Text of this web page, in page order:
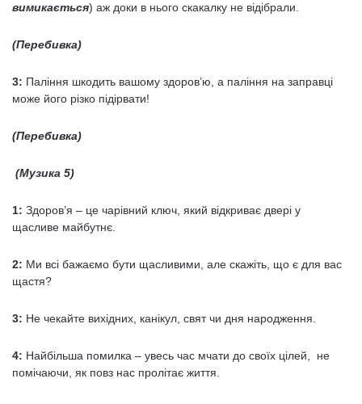
вимикається) аж доки в нього скакалку не відібрали.
(Перебивка)
3: Паління шкодить вашому здоров’ю, а паління на заправці
може його різко підірвати!
(Перебивка)
(Музика 5)
1: Здоров’я – це чарівний ключ, який відкриває двері у
щасливе майбутнє.
2: Ми всі бажаємо бути щасливими, але скажіть, що є для вас
щастя?
3: Не чекайте вихідних, канікул, свят чи дня народження.
4: Найбільша помилка – увесь час мчати до своїх цілей, не
помічаючи, як повз нас пролітає життя.